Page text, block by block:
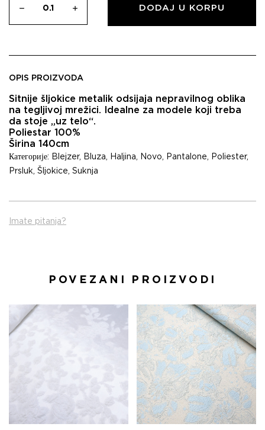
DODAJ U KORPU
OPIS PROIZVODA
Sitnije šljokice metalik odsijaja nepravilnog oblika
na tegljivoj mrežici. Idealne za modele koji treba
da stoje „uz telo“.
Poliestar 100%
Širina 140cm
Категорије: Blejzer, Bluza, Haljina, Novo, Pantalone, Poliester,
Prsluk, Šljokice, Suknja
Imate pitanja?
POVEZANI PROIZVODI